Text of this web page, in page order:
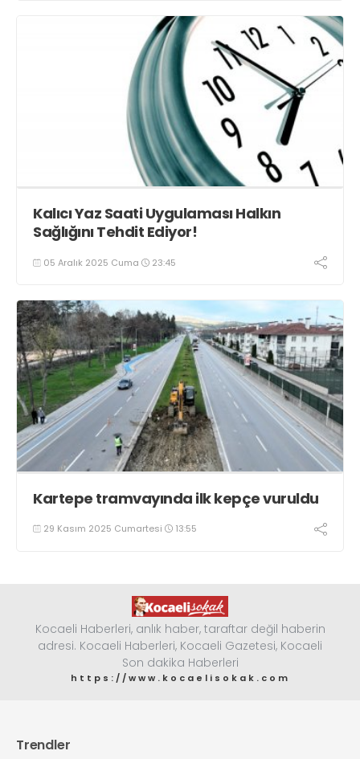
Kalıcı Yaz Saati Uygulaması Halkın
Sağlığını Tehdit Ediyor!
05 Aralık 2025 Cuma 23:45
Kartepe tramvayında ilk kepçe vuruldu
29 Kasım 2025 Cumartesi 13:55
Kocaeli Haberleri, anlık haber, taraftar değil haberin
adresi. Kocaeli Haberleri, Kocaeli Gazetesi, Kocaeli
Son dakika Haberleri
https://www.kocaelisokak.com
Trendler